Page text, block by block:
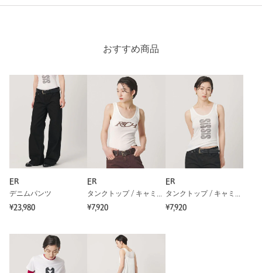
おすすめ商品
ER
デニムパンツ
¥23,980
ER
タンクトップ / キャミソール
¥7,920
ER
タンクトップ / キャミソール
¥7,920